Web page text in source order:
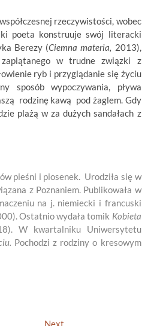
rzeczywistości, wobec
poeta konstruuje swój literacki
Berezy (Ciemna materia, 2013),
w trudne związki z
ryb i przyglądanie się życiu
sposób wypoczywania, pływa
rodzinę kawą pod żaglem. Gdy
plażą w za dużych sandałach z
pieśni i piosenek. Urodziła się w
z Poznaniem. Publikowała w
na j. niemiecki i francuski
Ostatnio wydała tomik Kobieta
W kwartalniku Uniwersytetu
Pochodzi z rodziny o kresowym
NextNext